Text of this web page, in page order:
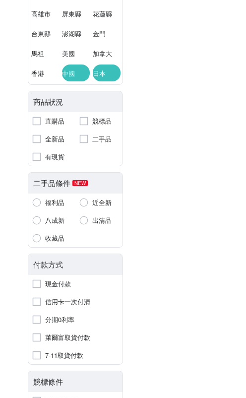
高雄市 屏東縣 花蓮縣
台東縣 澎湖縣 金門
馬祖 美國 加拿大
香港 中國 日本
商品狀況
直購品
競標品
全新品
二手品
有現貨
二手品條件 NEW
福利品
近全新
八成新
出清品
收藏品
付款方式
現金付款
信用卡一次付清
分期0利率
萊爾富取貨付款
7-11取貨付款
競標條件